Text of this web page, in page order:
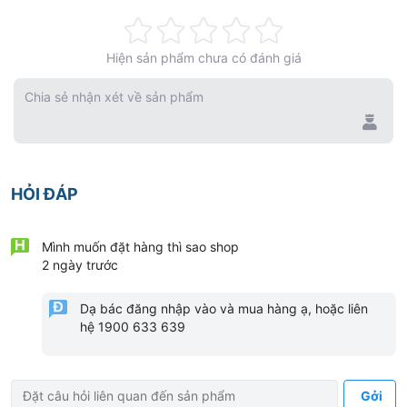
at 1,000 rpm.
RACE® EVOallows you to choose your therapeutic
successfully treat various canal anatomies. Simply
necessary.
0%
Hiện sản phẩm chưa có đánh giá
Chia sẻ nhận xét về sản phẩm
HỎI ĐÁP
Mình muốn đặt hàng thì sao shop
2 ngày trước
Dạ bác đăng nhập vào và mua hàng ạ, hoặc liên
hệ 1900 633 639
Gởi